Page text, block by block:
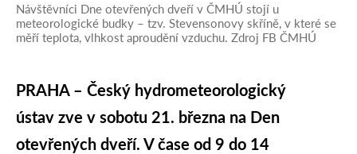
Návštěvníci Dne otevřených dveří v ČMHÚ stojí u
meteorologické budky – tzv. Stevensonovy skříně, v které se
měří teplota, vlhkost aproudění vzduchu. Zdroj FB ČMHÚ
PRAHA – Český hydrometeorologický
ústav zve v sobotu 21. března na Den
otevřených dveří. V čase od 9 do 14